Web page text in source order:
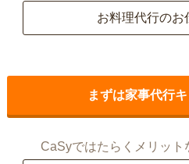
お料理代行のお
まずは家事代行
CaSyではたらくメリット